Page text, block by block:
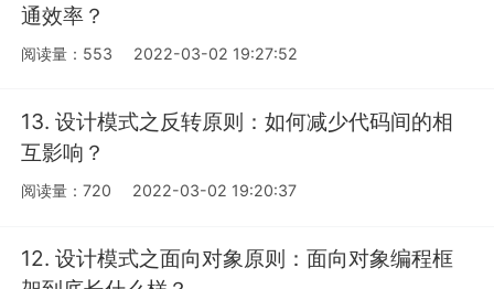
通效率？
阅读量：553 2022-03-02 19:27:52
13. 设计模式之反转原则：如何减少代码间的相
互影响？
阅读量：720 2022-03-02 19:20:37
12. 设计模式之面向对象原则：面向对象编程框